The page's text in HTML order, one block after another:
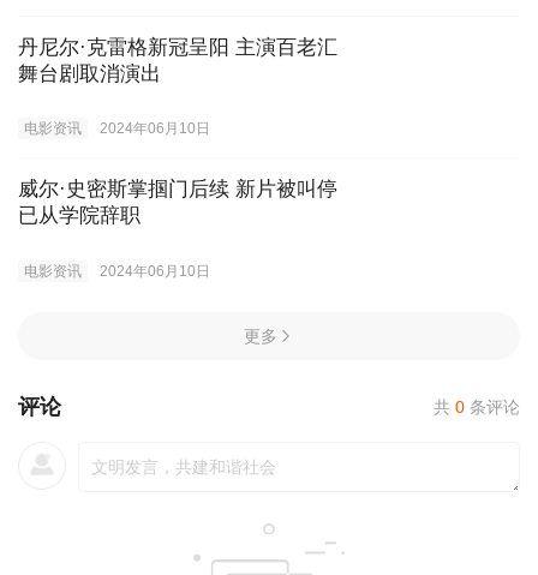
丹尼尔·克雷格新冠呈阳 主演百老汇
舞台剧取消演出
电影资讯 2024年06月10日
威尔·史密斯掌掴门后续 新片被叫停
已从学院辞职
电影资讯 2024年06月10日
更多
评论 共 0 条评论